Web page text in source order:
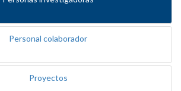
Personal colaborador
Proyectos